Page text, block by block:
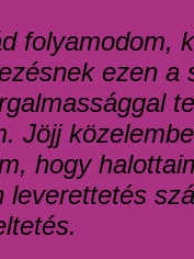
folyamodom,
ezen a
Jöjj
hogy
leverettetés